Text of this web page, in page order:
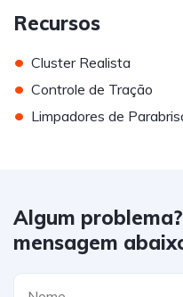
Recursos
• Cluster Realista
• Controle de Tração
• Limpadores de
Algum
mensagem